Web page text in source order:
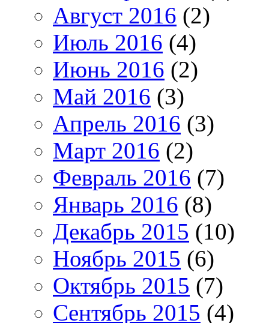
Август 2016 (2)
Июль 2016 (4)
Июнь 2016 (2)
Май 2016 (3)
Апрель 2016 (3)
Март 2016 (2)
Февраль 2016 (7)
Январь 2016 (8)
Декабрь 2015 (10)
Ноябрь 2015 (6)
Октябрь 2015 (7)
Сентябрь 2015 (4)